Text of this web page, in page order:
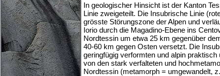
In geologischer Hinsicht ist der Kanton
Linie zweigeteilt. Die Insubrische Linie
grösste Störungszone der Alpen und
Iorio durch die Magadino-Ebene ins
Nordtessin um etwa 25 km gegenüber
40-60 km gegen Osten versetzt. Die
geringfügig verformten und alpin
von den stark verfalteten und
Nordtessin (metamorph = umgewandelt,